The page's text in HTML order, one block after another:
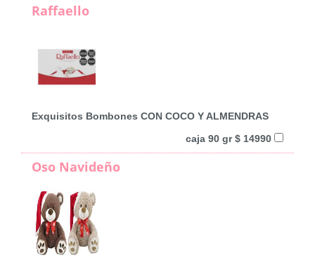
Raffaello
Exquisitos Bombones CON COCO Y ALMENDRAS
caja 90 gr $ 14990
Oso Navideño